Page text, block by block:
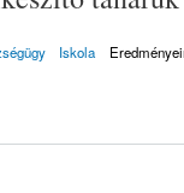
Iskola